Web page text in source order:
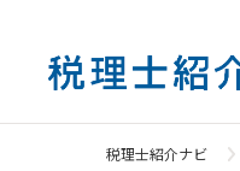
税理士紹介ナビ